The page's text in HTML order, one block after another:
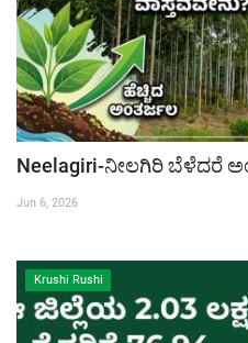
Neelagiri-ನೀಲಗಿರಿ ಬೆಳೆದರೆ
Jun 6, 2026
Krushi Rushi